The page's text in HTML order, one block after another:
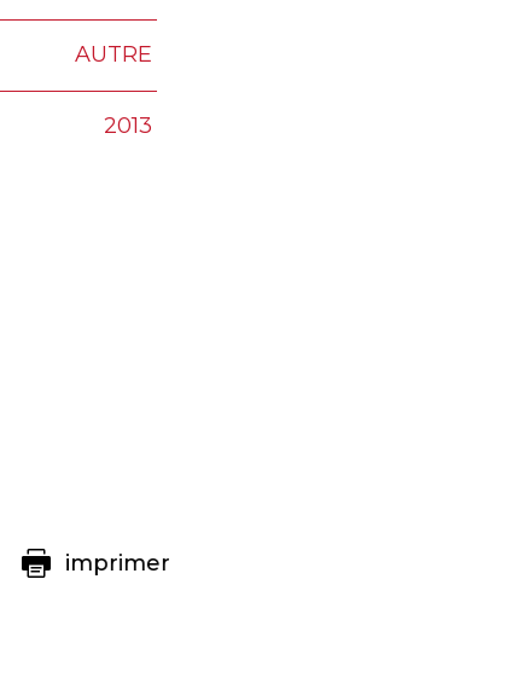
AUTRE
2013
imprimer